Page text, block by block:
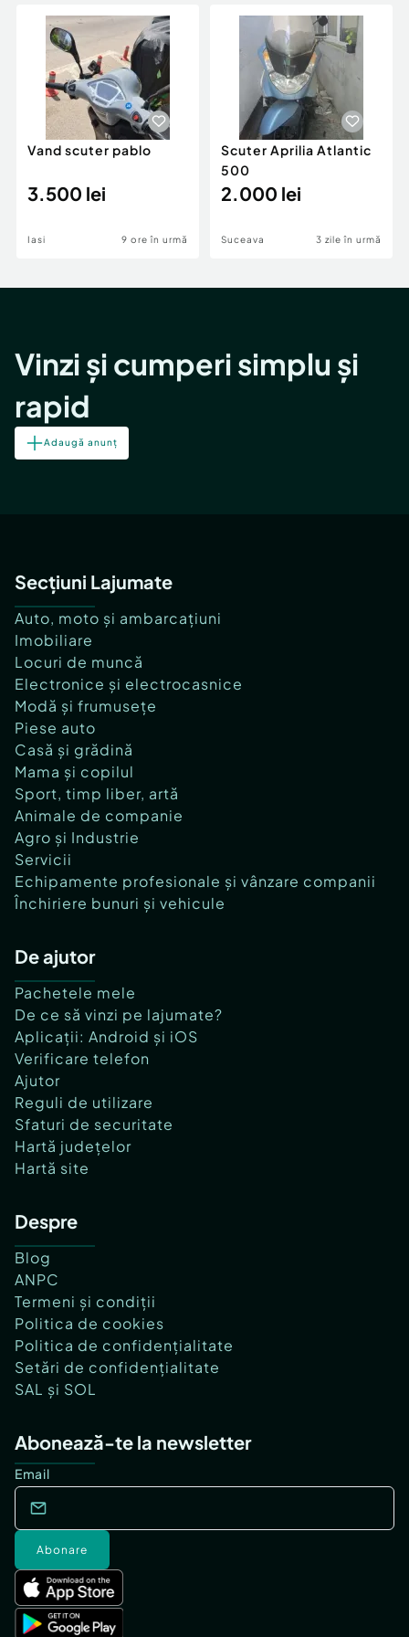
Servicii
Animale de companie
Afaceri și echipamente profesionale
Inchiriere Bunuri si Vehicule
Utilaje agricole si industriale
Piese auto si accesorii
Dacia Duster
Vand scuter pablo
3.500 lei
Iasi 9 ore în urmă
Scuter Aprilia Atlantic
500
2.000 lei
Suceava 3 zile în urmă
Vinzi și cumperi simplu și
rapid
Adaugă anunț
Secțiuni Lajumate
Auto, moto și ambarcațiuni
Imobiliare
Locuri de muncă
Electronice și electrocasnice
Modă și frumusețe
Piese auto
Casă și grădină
Mama și copilul
Sport, timp liber, artă
Animale de companie
Agro și Industrie
Servicii
Echipamente profesionale și vânzare companii
Închiriere bunuri și vehicule
De ajutor
Pachetele mele
De ce să vinzi pe lajumate?
Aplicații: Android și iOS
Verificare telefon
Ajutor
Reguli de utilizare
Sfaturi de securitate
Hartă județelor
Hartă site
Despre
Blog
ANPC
Termeni și condiții
Politica de cookies
Politica de confidențialitate
Setări de confidențialitate
SAL și SOL
Abonează-te la newsletter
Email
Abonare